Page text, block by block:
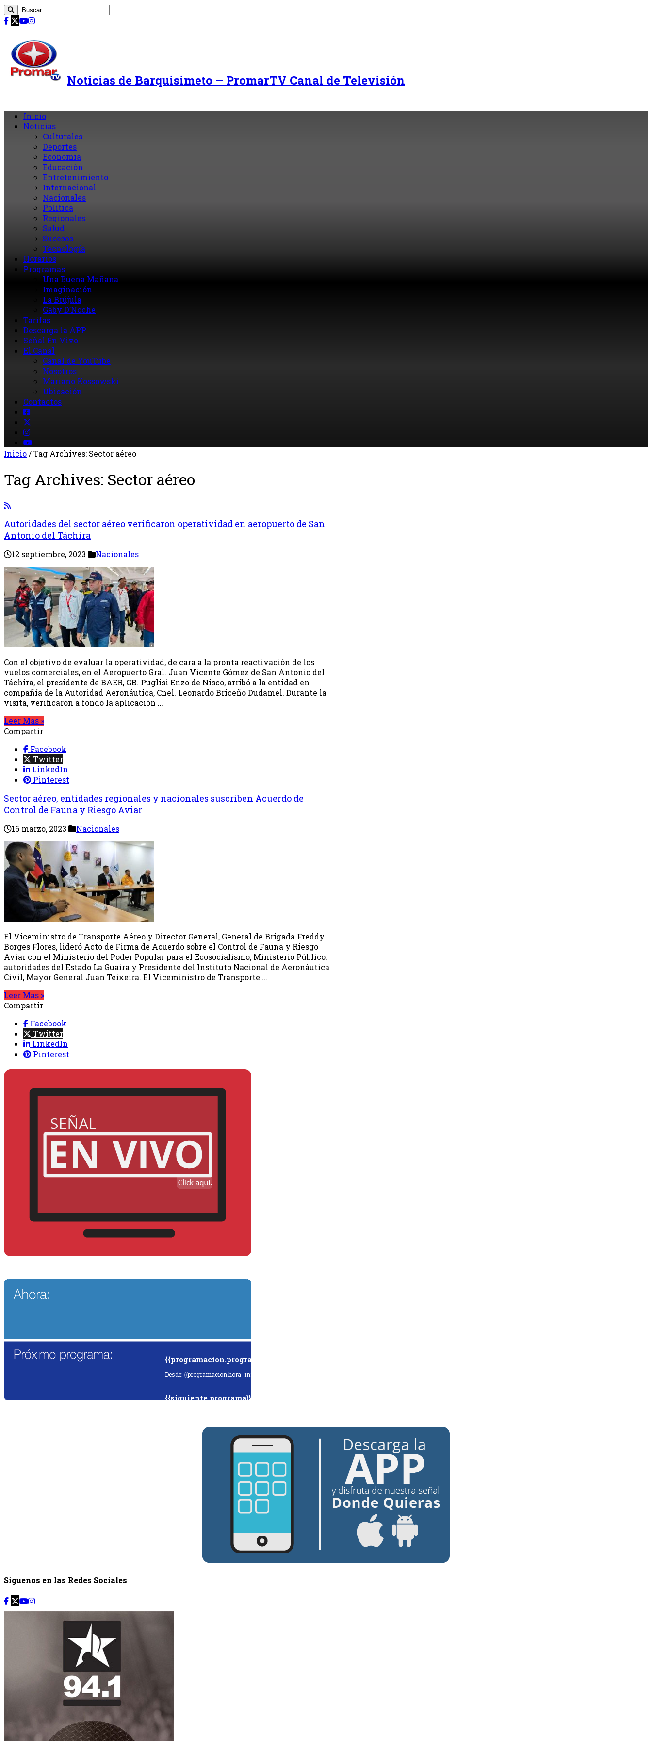
Noticias de Barquisimeto – PromarTV Canal de Televisión
Inicio
Noticias
Culturales
Deportes
Economia
Educación
Entretenimiento
Internacional
Nacionales
Política
Regionales
Salud
Sucesos
Tecnología
Horarios
Programas
Una Buena Mañana
Imaginación
La Brújula
Gaby D’Noche
Tarifas
Descarga la APP
Señal En Vivo
El Canal
Canal de YouTube
Nosotros
Mariano Kossowski
Ubicación
Contactos
Inicio/Tag Archives: Sector aéreo
Tag Archives: Sector aéreo
Autoridades del sector aéreo verificaron operatividad en aeropuerto de San
Antonio del Táchira
12 septiembre, 2023 Nacionales
Con el objetivo de evaluar la operatividad, de cara a la pronta reactivación de los
vuelos comerciales, en el Aeropuerto Gral. Juan Vicente Gómez de San Antonio del
Táchira, el presidente de BAER, GB. Puglisi Enzo de Nisco, arribó a la entidad en
compañía de la Autoridad Aeronáutica, Cnel. Leonardo Briceño Dudamel. Durante la
visita, verificaron a fondo la aplicación …
Leer Mas »
Compartir
Facebook
Twitter
LinkedIn
Pinterest
Sector aéreo, entidades regionales y nacionales suscriben Acuerdo de
Control de Fauna y Riesgo Aviar
16 marzo, 2023 Nacionales
El Viceministro de Transporte Aéreo y Director General, General de Brigada Freddy
Borges Flores, lideró Acto de Firma de Acuerdo sobre el Control de Fauna y Riesgo
Aviar con el Ministerio del Poder Popular para el Ecosocialismo, Ministerio Público,
autoridades del Estado La Guaira y Presidente del Instituto Nacional de Aeronáutica
Civil, Mayor General Juan Teixeira. El Viceministro de Transporte …
Leer Mas »
Compartir
Facebook
Twitter
LinkedIn
Pinterest
{{programacion.programa}}
Desde: {{programacion.hora_inicio}} Hasta: {{programacion.hora_fin}}
{{siguiente.programa}}
Síguenos en las Redes Sociales